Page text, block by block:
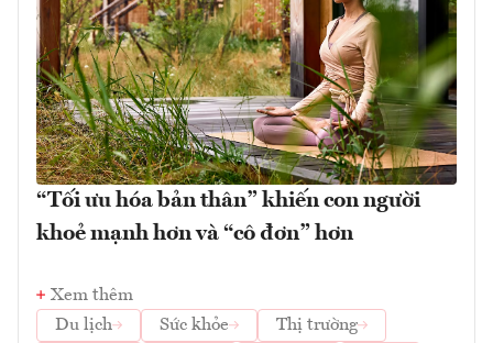
“Tối ưu hóa bản thân” khiến con người
khoẻ mạnh hơn và “cô đơn” hơn
Xem thêm
Du lịch
Sức khỏe
Thị trường